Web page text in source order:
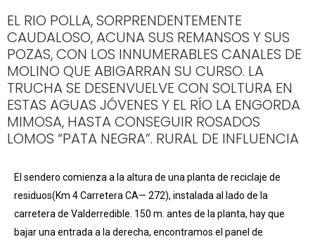
EL RIO POLLA, SORPRENDENTEMENTE
CAUDALOSO, ACUNA SUS REMANSOS Y SUS
POZAS, CON LOS INNUMERABLES CANALES DE
MOLINO QUE ABIGARRAN SU CURSO. LA
TRUCHA SE DESENVUELVE CON SOLTURA EN
ESTAS AGUAS JÓVENES Y EL RÍO LA ENGORDA
MIMOSA, HASTA CONSEGUIR ROSADOS
LOMOS “PATA NEGRA”. RURAL DE INFLUENCIA
El sendero comienza a la altura de una planta de reciclaje de
residuos(Km 4 Carretera CA— 272), instalada al lado de la
carretera de Valderredible. 150 m. antes de la planta, hay que
bajar una entrada a la derecha, encontramos el panel de